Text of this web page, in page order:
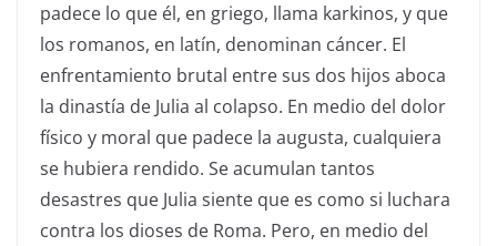
padece lo que él, en griego, llama karkinos, y que
los romanos, en latín, denominan cáncer. El
enfrentamiento brutal entre sus dos hijos aboca
la dinastía de Julia al colapso. En medio del dolor
físico y moral que padece la augusta, cualquiera
se hubiera rendido. Se acumulan tantos
desastres que Julia siente que es como si luchara
contra los dioses de Roma. Pero, en medio del